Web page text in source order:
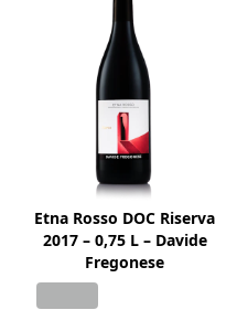
Etna Rosso DOC Riserva
2017 – 0,75 L – Davide
Fregonese